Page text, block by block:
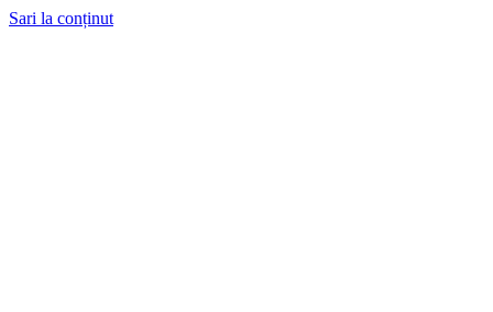
Sari la conținut